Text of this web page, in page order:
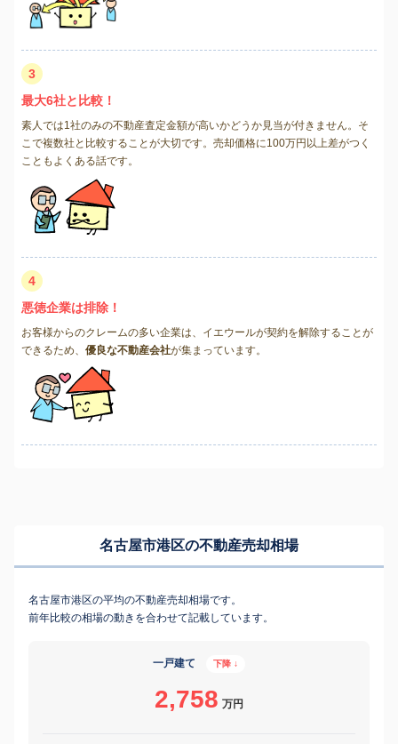
3
最大6社と比較！
素人では1社のみの不動産査定金額が高いかどうか見当が付きません。そ
こで複数社と比較することが大切です。売却価格に100万円以上差がつく
こともよくある話です。
4
悪徳企業は排除！
お客様からのクレームの多い企業は、イエウールが契約を解除することが
できるため、 優良な不動産会社が集まっています。
名古屋市港区の不動産売却相場
名古屋市港区の平均の不動産売却相場です。
前年比較の相場の動きを合わせて記載しています。
一戸建て 下降 ↓
2,758 万円